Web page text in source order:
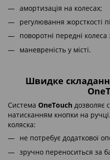
амортизація на колесах;
регулювання жорсткості
поворотні передні колеса
маневреність у місті.
Швидке
Система OneTouch дозволяє
натисканням кнопки на
коляска:
не потребує додаткової
зручно переноситься за